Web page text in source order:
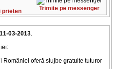
prieten
Trimite pe messenger
11-03-2013.
României oferă slujbe gratuite tuturor